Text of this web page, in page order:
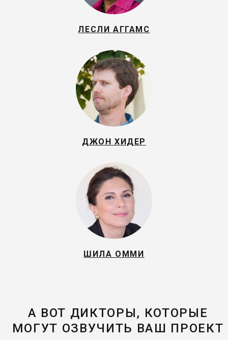
ЛЕСЛИ АГГАМС
ДЖОН ХИДЕР
ШИЛА ОММИ
А ВОТ ДИКТОРЫ, КОТОРЫЕ
МОГУТ ОЗВУЧИТЬ ВАШ ПРОЕКТ